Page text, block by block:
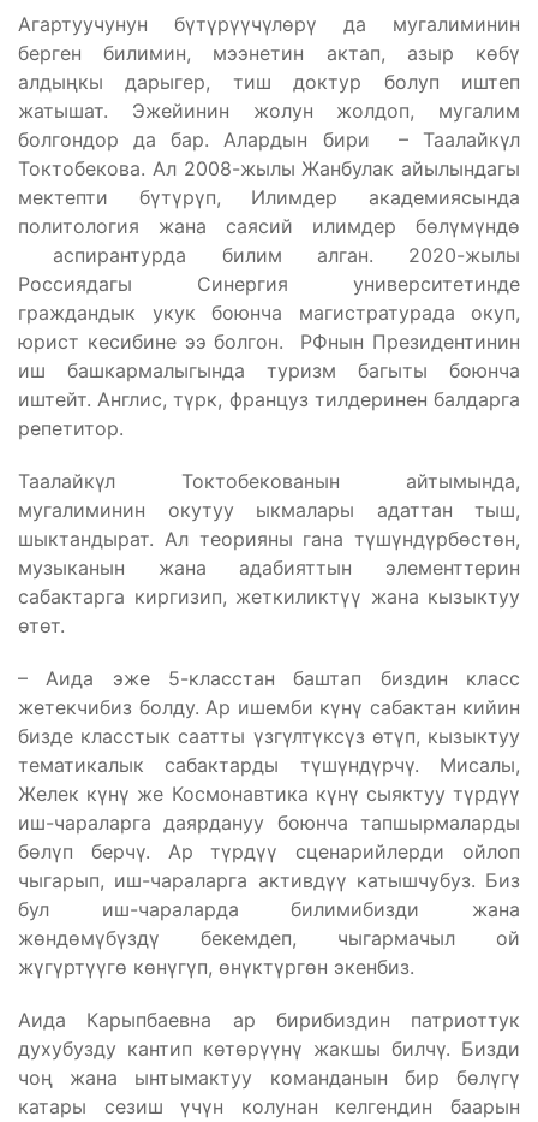
Агартуучунун бүтүрүүчүлөрү да мугалиминин
берген билимин, мээнетин актап, азыр көбү
алдыңкы дарыгер, тиш доктур болуп иштеп
жатышат. Эжейинин жолун жолдоп, мугалим
болгондор да бар. Алардын бири – Таалайкүл
Токтобекова. Ал 2008-жылы Жанбулак айылындагы
мектепти бүтүрүп, Илимдер академиясында
политология жана саясий илимдер бөлүмүндө
аспирантурда билим алган. 2020-жылы
Россиядагы Синергия университетинде
граждандык укук боюнча магистратурада окуп,
юрист кесибине ээ болгон. РФнын Президентинин
иш башкармалыгында туризм багыты боюнча
иштейт. Англис, түрк, француз тилдеринен балдарга
репетитор.
Таалайкүл Токтобекованын айтымында,
мугалиминин окутуу ыкмалары адаттан тыш,
шыктандырат. Ал теорияны гана түшүндүрбөстөн,
музыканын жана адабияттын элементтерин
сабактарга киргизип, жеткиликтүү жана кызыктуу
өтөт.
– Аида эже 5-класстан баштап биздин класс
жетекчибиз болду. Ар ишемби күнү сабактан кийин
бизде класстык саатты үзгүлтүксүз өтүп, кызыктуу
тематикалык сабактарды түшүндүрчү. Мисалы,
Желек күнү же Космонавтика күнү сыяктуу түрдүү
иш-чараларга даярдануу боюнча тапшырмаларды
бөлүп берчү. Ар түрдүү сценарийлерди ойлоп
чыгарып, иш-чараларга активдүү катышчубуз. Биз
бул иш-чараларда билимибизди жана
жөндөмүбүздү бекемдеп, чыгармачыл ой
жүгүртүүгө көнүгүп, өнүктүргөн экенбиз.
Аида Карыпбаевна ар бирибиздин патриоттук
духубузду кантип көтөрүүнү жакшы билчү. Бизди
чоң жана ынтымактуу команданын бир бөлүгү
катары сезиш үчүн колунан келгендин баарын